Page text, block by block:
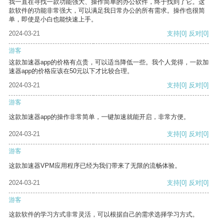
我一直在寻找一款功能强大、操作简单的办公软件，终于找到了它。这
款软件的功能非常强大，可以满足我日常办公的所有需求。操作也很简
单，即使是小白也能快速上手。
2024-03-21
支持[0] 反对[0]
游客
这款加速器app的价格有点贵，可以适当降低一些。我个人觉得，一款加
速器app的价格应该在50元以下才比较合理。
2024-03-21
支持[0] 反对[0]
游客
这款加速器app的操作非常简单，一键加速就能开启，非常方便。
2024-03-21 支持[0] 反对[0]
游客
这款加速器VPM应用程序已经为我们带来了无限的流畅体验。
2024-03-21 支持[0] 反对[0]
游客
这款软件的学习方式非常灵活，可以根据自己的需求选择学习方式。